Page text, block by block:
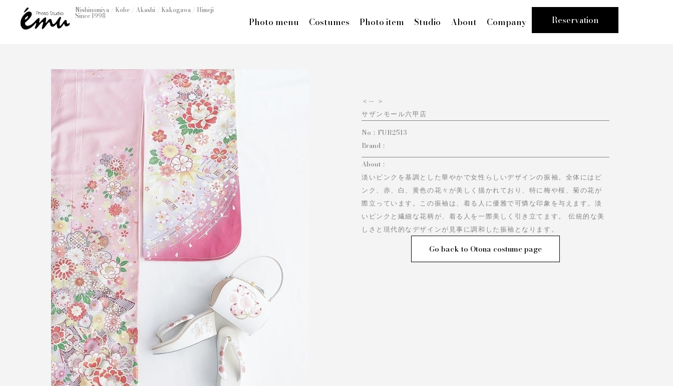
Nishinomiya / Kobe / Akashi / Kakogawa / Himeji
Since 1998 Photo menu Costumes Photo item Studio About Company Reservation
＜ -- ＞
サザンモール六甲店
No： FUR2513
Brand：
About：
淡いピンクを基調とした華やかで女性らしいデザインの振袖。全体にはピ
ンク、赤、白、黄色の花々が美しく描かれており、特に梅や桜、菊の花が
際立っています。この振袖は、着る人に優雅で可憐な印象を与えます。淡
いピンクと繊細な花柄が、着る人を一際美しく引き立てます。 伝統的な美
しさと現代的なデザインが見事に調和した振袖となります。
Go back to Otona costume page